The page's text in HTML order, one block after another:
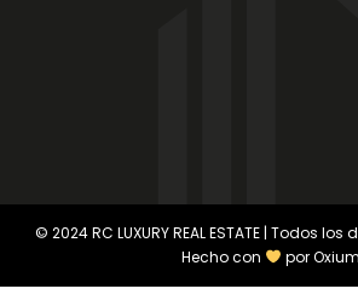
© 2024 RC LUXURY REAL ESTATE | Todos
Hecho con
porOxium